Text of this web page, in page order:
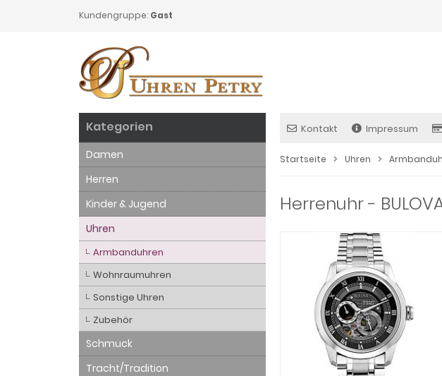
Kundengruppe: Gast
Kontakt Impressum
Startseite Uhren
Herrenuhr -
Kategorien
Damen
Herren
Kinder & Jugend
Uhren
Armbanduhren
Wohnraumuhren
Sonstige Uhren
Zubehör
Schmuck
Tracht/Tradition